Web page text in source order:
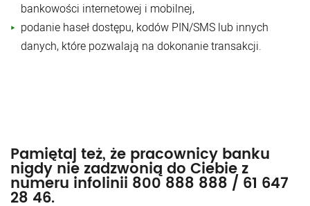
bankowości internetowej i mobilnej,
podanie haseł dostępu, kodów PIN/SMS lub innych
danych, które pozwalają na dokonanie transakcji.
Pamiętaj też, że pracownicy banku
nigdy nie zadzwonią do Ciebie z
numeru infolinii 800 888 888 / 61 647
28 46.